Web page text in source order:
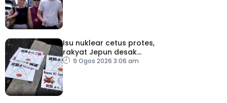
Isu nuklear cetus protes,
rakyat Jepun desak
dasar dikaji semula
9 Ogos 2026 3:06 am